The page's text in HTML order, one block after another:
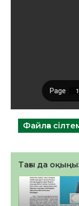
Файлға
Тағы да